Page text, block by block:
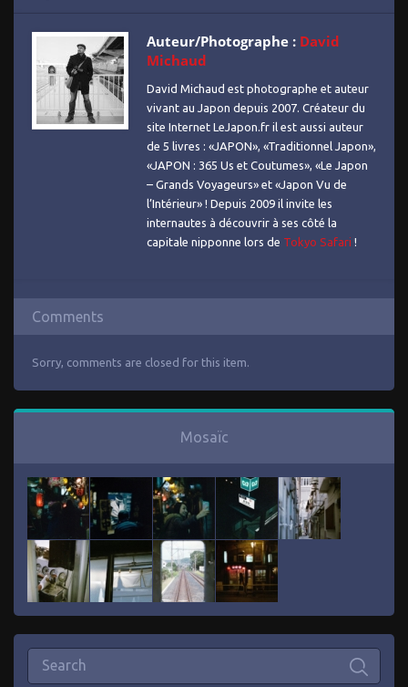
Auteur/Photographe : David
Michaud
David Michaud est photographe et auteur
vivant au Japon depuis 2007. Créateur du
site Internet LeJapon.fr il est aussi auteur
de 5 livres : «JAPON», «Traditionnel Japon»,
«JAPON : 365 Us et Coutumes», «Le Japon
– Grands Voyageurs» et «Japon Vu de
l’Intérieur» ! Depuis 2009 il invite les
internautes à découvrir à ses côté la
capitale nipponne lors de Tokyo Safari !
Comments
Sorry, comments are closed for this item.
Mosaïc